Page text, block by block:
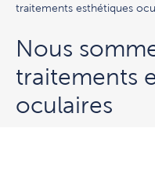
traitements esthétiques
Nous
traitements
oculaires